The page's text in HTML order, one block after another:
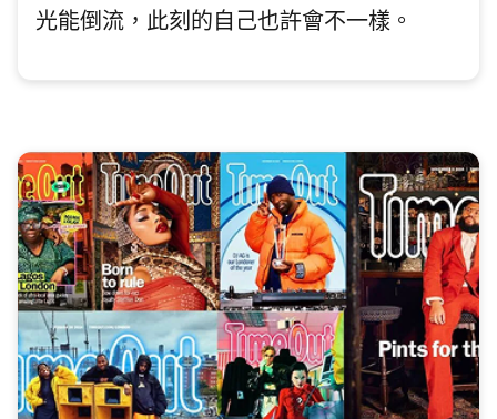
光能倒流，此刻的自己也許會不一樣。